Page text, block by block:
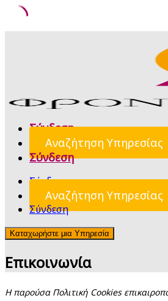
Σύνδεση
Αναζήτηση Υπηρεσίας
Σύνδεση
Σύνδεση
Αναζήτηση Υπηρεσίας
Σύνδεση
Καταχωρήστε μια Υπηρεσία
Επικοινωνία
Η παρούσα Πολιτική Cookies